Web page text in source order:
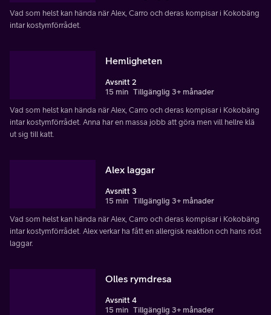
Vad som helst kan hända när Alex, Carro och deras kompisar i Kokobäng
intar kostymförrådet.
Hemligheten
Avsnitt 2
15 min Tillgänglig 3+ månader
Vad som helst kan hända när Alex, Carro och deras kompisar i Kokobäng
intar kostymförrådet. Anna har en massa jobb att göra men vill hellre klä
ut sig till katt.
Alex laggar
Avsnitt 3
15 min Tillgänglig 3+ månader
Vad som helst kan hända när Alex, Carro och deras kompisar i Kokobäng
intar kostymförrådet. Alex verkar ha fått en allergisk reaktion och hans röst
laggar.
Olles rymdresa
Avsnitt 4
15 min Tillgänglig 3+ månader